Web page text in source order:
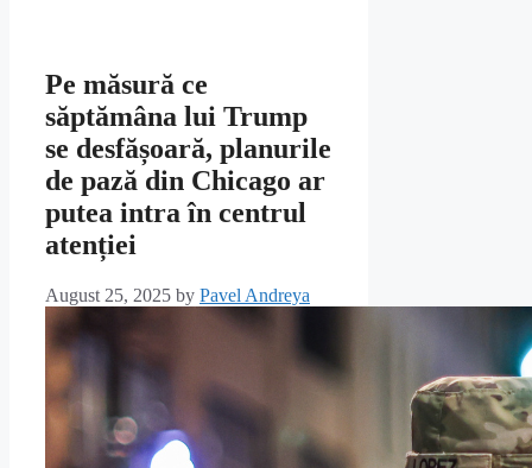
Pe măsură ce
săptămâna lui Trump
se desfășoară, planurile
de pază din Chicago ar
putea intra în centrul
atenției
August 25, 2025 by Pavel Andreya